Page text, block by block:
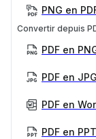
PNG en
Convertir depuis
PDF en
PDF en JPG
PDF en
PDF en PPT